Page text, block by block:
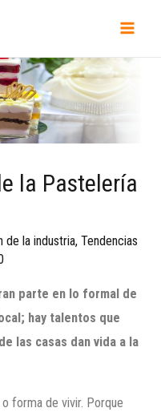
la Pastelería
de la industria,Tendencias
parte en lo formal de
hay talentos que
las casas dan vida a la
forma de vivir. Porque